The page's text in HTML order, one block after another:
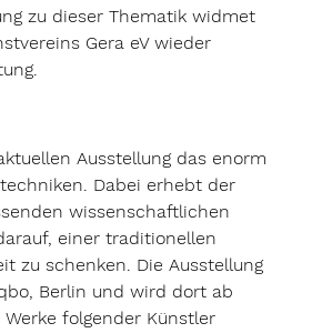
zu dieser Thematik widmet
Gera eV wieder
Ausstellung das enorm
Dabei erhebt der
wissenschaftlichen
einer traditionellen
zu schenken. Die Ausstellung
Berlin und wird dort ab
folgender Künstler